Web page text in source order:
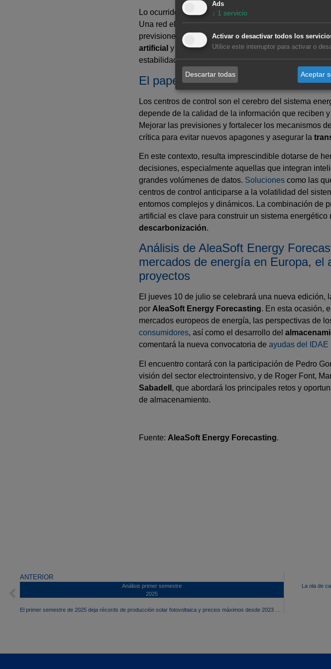
Lo ocurrido en abril demuestra que el reto no es solo
Una red eléctrica moderna necesita centros de
previsiones de alta calidad, y tomen decisiones de
artificial y el uso de plataformas integradas de
estabilidad del sistema.
El papel estratégico de los centros
Los centros de control son el cerebro del sistema
depende de la calidad de la información que reciben
Mejorar las previsiones y fortalecer los mecanismos
crítica para evitar nuevos apagones y asegurar la
En este contexto, resulta imprescindible dotarse de
decisiones, especialmente aquellas que integran
grandes volúmenes de datos. Solucionescomo las
centros de control anticiparse a la volatilidad del
entornos complejos y dinámicos. La combinación de
artificial es clave para construir un sistema
descarbonización.
Análisis de AleaSoft Energy
mercados de energía en Europa, el
proyectos
El jueves 10 de julio se celebrará una nueva edición,
por AleaSoft Energy Forecasting. En esta ocasión,
mercados europeos de energía, las perspectivas de
consumidores, así como el desarrollo del
comentará la nueva convocatoria de ayudas del IDAE
El encuentro contará con la participación de Pedro
visión del sector electrointensivo, y de Roger Font,
Sabadell , que abordará los principales retos y
de almacenamiento.
Fuente: AleaSoft Energy Forecasting.
ANTERIOR
Análisis primer semestre
2025
El primer semestre de 2025 deja récords de producción solar fotovoltaica y precios máximos desde 2023 en varios mercados eléctricos europeos
La ola de
Ads
↓ 1 servicio
Activar o desactivar todos los
Utilice este interruptor para activar o
Descartar todas Aceptar